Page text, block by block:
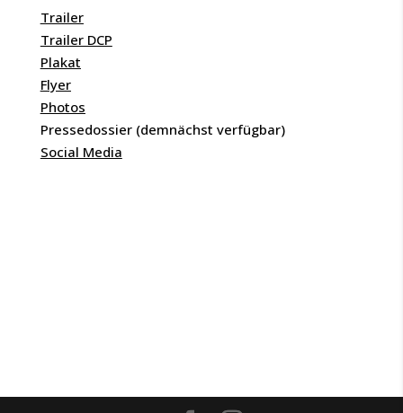
Trailer
Trailer DCP
Plakat
Flyer
Photos
Pressedossier (demnächst verfügbar)
Social Media